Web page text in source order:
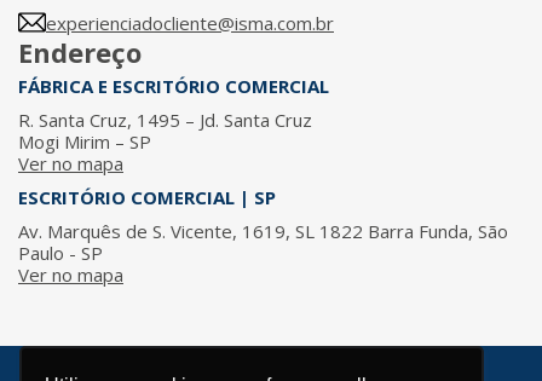
experienciadocliente@isma.com.br
Endereço
FÁBRICA E ESCRITÓRIO COMERCIAL
R. Santa Cruz, 1495 – Jd. Santa Cruz
Mogi Mirim – SP
Ver no mapa
ESCRITÓRIO COMERCIAL | SP
Av. Marquês de S. Vicente, 1619, SL 1822 Barra Funda, São
Paulo - SP
Ver no mapa